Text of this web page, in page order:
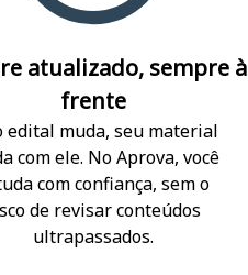
atualizado, sempre à
frente
edital muda, seu material
com ele. No Aprova, você
com confiança, sem o
de revisar conteúdos
ultrapassados.